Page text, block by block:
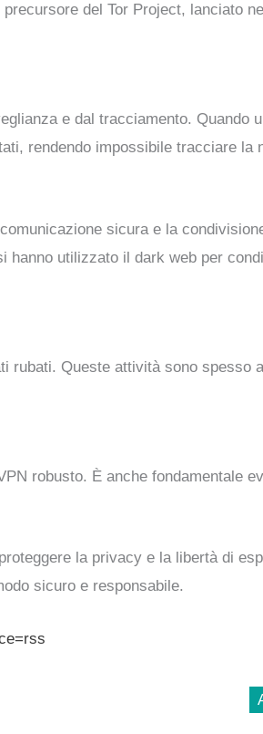
del Tor Project, lanciato
e dal tracciamento. Quando
rendendo impossibile tracciare la
sicura e la
hanno utilizzato il dark web per
rubati. Queste attività sono spesso
robusto. È anche fondamentale
la privacy e la libertà di
sicuro e responsabile.